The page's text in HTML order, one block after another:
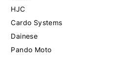
HJC
Cardo Systems
Dainese
Pando Moto